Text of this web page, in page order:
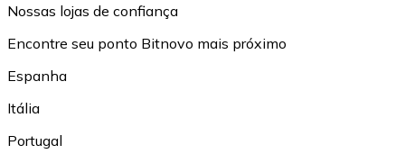
Nossas lojas de confiança
Encontre seu ponto Bitnovo mais próximo
Espanha
Itália
Portugal